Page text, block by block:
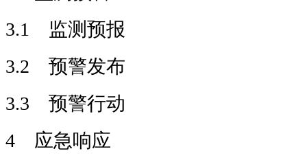
3.1 监测预报
3.2 预警发布
3.3 预警行动
4 应急响应